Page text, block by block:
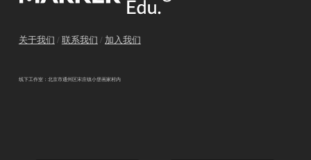
关于我们 / 联系我们 / 加入我们
线下工作室：北京市通州区宋庄镇小堡画家村内